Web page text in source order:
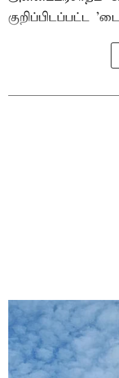
குறிப்பிடப்பட்ட